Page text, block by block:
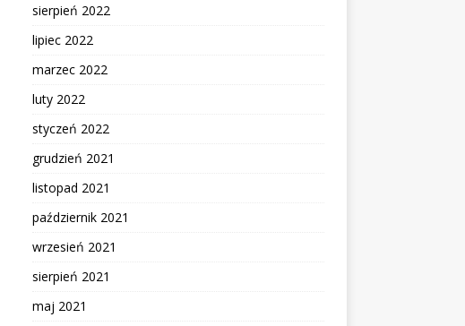
sierpień 2022
lipiec 2022
marzec 2022
luty 2022
styczeń 2022
grudzień 2021
listopad 2021
październik 2021
wrzesień 2021
sierpień 2021
maj 2021